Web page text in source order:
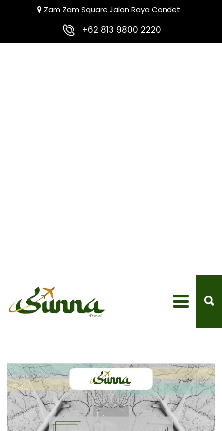
Zam Zam Square Jalan Raya Condet
+62 813 9800 2220